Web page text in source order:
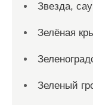
Звезда,
Зелёная
Зеленый